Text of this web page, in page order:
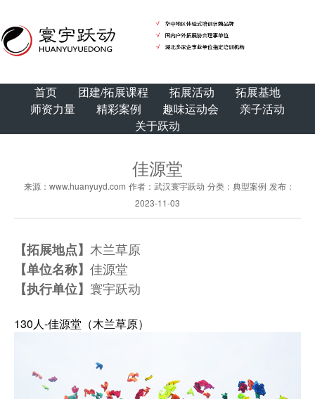
首页 团建/拓展课程 拓展活动
拓展基地
师资力量
精彩案例 趣味运动会
亲子活动
关于跃动
佳源堂
来源：www.huanyuyd.com 作者：武汉寰宇跃动 分类：典型案例 发布：
2023-11-03
【拓展地点】 木兰草原
【单位名称】 佳源堂
【执行单位】 寰宇跃动
130人-佳源堂（木兰草原）